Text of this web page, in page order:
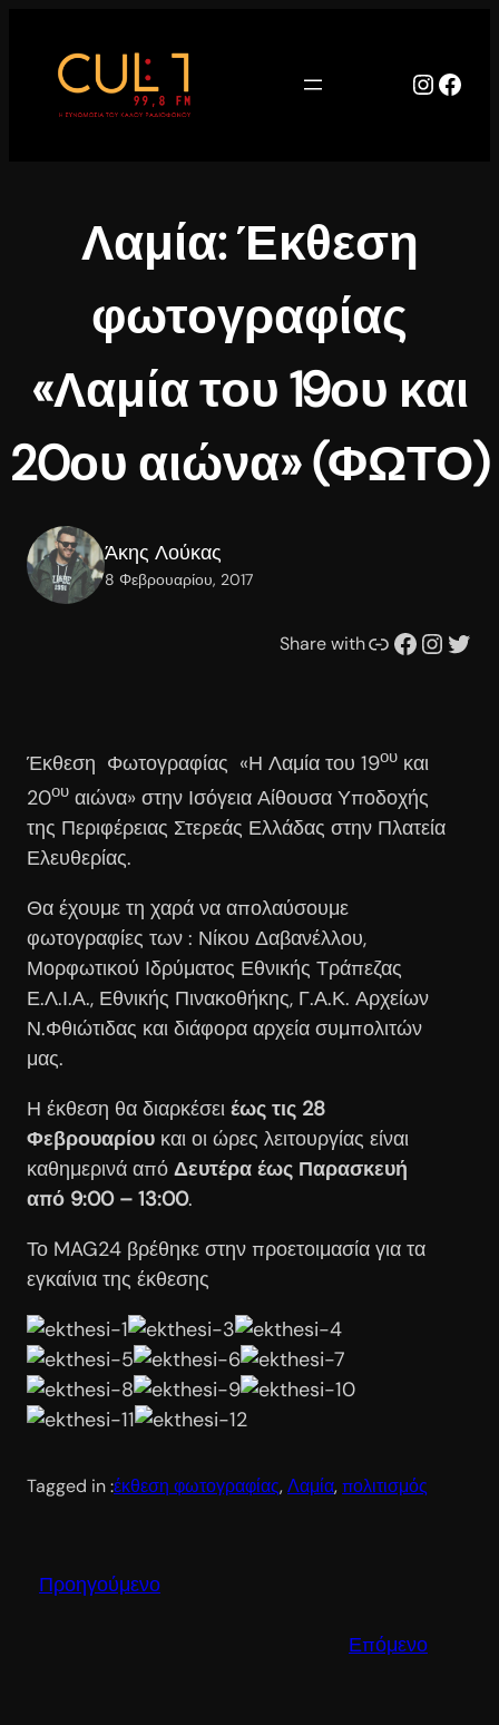
περιεχόμενο
Λαμία: Έκθεση
φωτογραφίας
«Λαμία του 19ου και
20ου αιώνα» (ΦΩΤΟ)
Άκης Λούκας
8 Φεβρουαρίου, 2017
Share withΣυνδέσμου Facebook Instagram Twitter
Έκθεση Φωτογραφίας «Η Λαμία του 19ου και
20ου αιώνα» στην Ισόγεια Αίθουσα Υποδοχής
της Περιφέρειας Στερεάς Ελλάδας στην Πλατεία
Ελευθερίας.
Θα έχουμε τη χαρά να απολαύσουμε
φωτογραφίες των : Νίκου Δαβανέλλου,
Μορφωτικού Ιδρύματος Εθνικής Τράπεζας
Ε.Λ.Ι.Α., Εθνικής Πινακοθήκης, Γ.Α.Κ. Αρχείων
Ν.Φθιώτιδας και διάφορα αρχεία συμπολιτών
μας.
Η έκθεση θα διαρκέσει έως τις 28
Φεβρουαρίου και οι ώρες λειτουργίας είναι
καθημερινά από Δευτέρα έως Παρασκευή
από 9:00 – 13:00.
Το MAG24 βρέθηκε στην προετοιμασία για τα
εγκαίνια της έκθεσης
Tagged in :έκθεση φωτογραφίας, Λαμία, πολιτισμός
Προηγούμενο
Επόμενο